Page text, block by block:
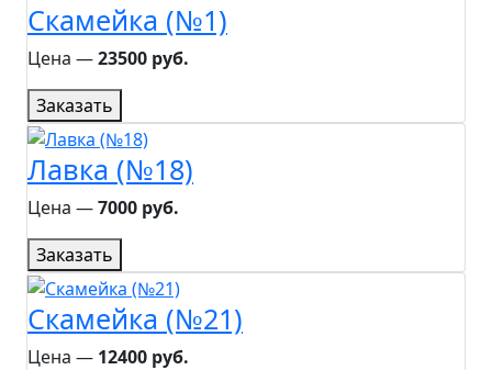
Скамейка (№1)
Цена ―23500 руб.
Заказать
Лавка (№18)
Цена ―7000 руб.
Заказать
Скамейка (№21)
Цена ― 12400 руб.